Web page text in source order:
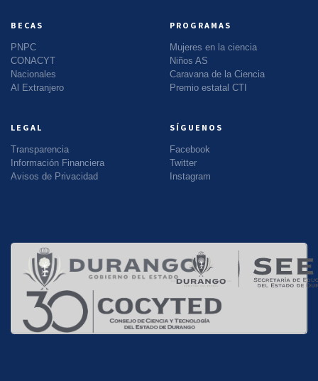
BECAS
PNPC
CONACYT
Nacionales
Al Extranjero
PROGRAMAS
Mujeres en la ciencia
Niños AS
Caravana de la Ciencia
Premio estatal CTI
LEGAL
Transparencia
Información Financiera
Avisos de Privacidad
SÍGUENOS
Facebook
Twitter
Instagram